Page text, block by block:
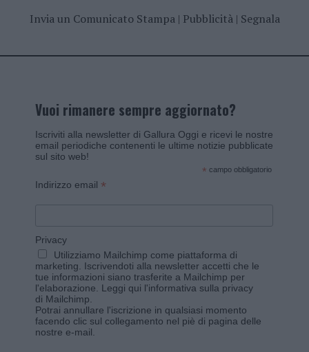
Invia un Comunicato Stampa| Pubblicità| Segnala
Vuoi rimanere sempre aggiornato?
Iscriviti alla newsletter di Gallura Oggi e ricevi le nostre
email periodiche contenenti le ultime notizie pubblicate
sul sito web!
* campo obbligatorio
Indirizzo email *
Privacy
Utilizziamo Mailchimp come piattaforma di
marketing. Iscrivendoti alla newsletter accetti che le
tue informazioni siano trasferite a Mailchimp per
l'elaborazione. Leggi qui l'informativa sulla privacy
di Mailchimp
Potrai annullare l'iscrizione in qualsiasi momento
facendo clic sul collegamento nel piè di pagina delle
nostre e-mail.